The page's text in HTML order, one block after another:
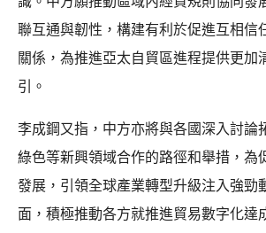
聯互通與韌性，構建有利於促進互相信
關係，為推進亞太自貿區進程提供更加
引。
李成鋼又指，中方亦將與各國深入討論
綠色等新興領域合作的路徑和舉措，為
發展，引領全球產業轉型升級注入強勁
面，積極推動各方就推進貿易數字化達